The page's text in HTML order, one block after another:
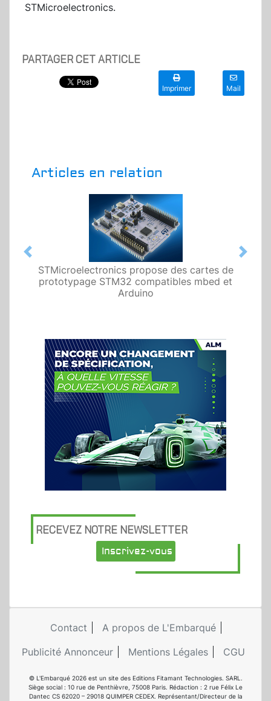
STMicroelectronics.
PARTAGER CET ARTICLE
Imprimer Mail
Articles en relation
STMicroelectronics propose des cartes de
prototypage STM32 compatibles mbed et
Arduino
Previous Next
RECEVEZ NOTRE NEWSLETTER
Inscrivez-vous
Contact
A propos de L'Embarqué
Publicité Annonceur
Mentions Légales CGU
© L'Embarqué 2026 est un site des Editions Fitamant Technologies. SARL.
Siège social : 10 rue de Penthièvre, 75008 Paris. Rédaction : 2 rue Félix Le
Dantec CS 62020 – 29018 QUIMPER CEDEX. Représentant/Directeur de la